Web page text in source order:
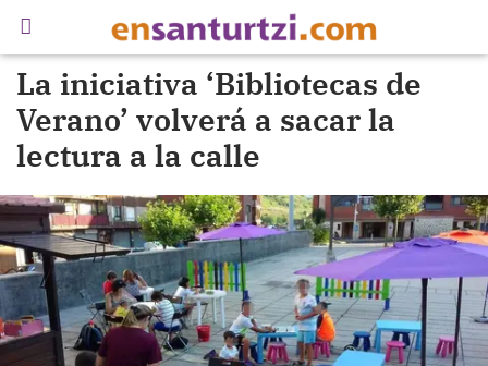
La iniciativa ‘Bibliotecas de
Verano’ volverá a sacar la
lectura a la calle